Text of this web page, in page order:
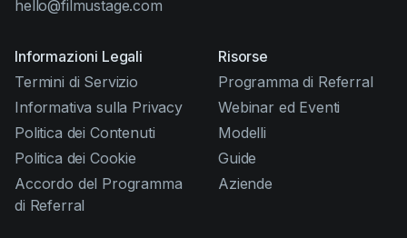
hello@filmustage.com
Informazioni Legali
Termini di Servizio
Informativa sulla Privacy
Politica dei Contenuti
Politica dei Cookie
Accordo del Programma
di Referral
Risorse
Programma di Referral
Webinar ed Eventi
Modelli
Guide
Aziende